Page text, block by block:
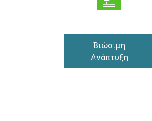
Βιώσιμη
Ανάπτυξη